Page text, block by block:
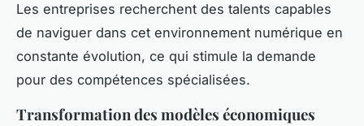
Les entreprises recherchent des talents capables
de naviguer dans cet environnement numérique en
constante évolution, ce qui stimule la demande
pour des compétences spécialisées.
Transformation des modèles économiques